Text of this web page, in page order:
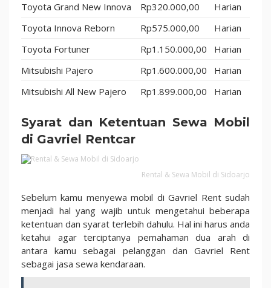
Toyota Grand New Innova
Rp320.000,00
Harian
Toyota Innova Reborn
Rp575.000,00
Harian
Toyota Fortuner
Rp1.150.000,00
Harian
Mitsubishi Pajero
Rp1.600.000,00
Harian
Mitsubishi All New Pajero
Rp1.899.000,00 Harian
Syarat dan Ketentuan Sewa Mobil
di Gavriel Rentcar
Rental & Sewa Mobil di Sidoarjo
Sebelum kamu menyewa mobil di Gavriel Rent sudah
menjadi hal yang wajib untuk mengetahui beberapa
ketentuan dan syarat terlebih dahulu. Hal ini harus anda
ketahui agar terciptanya pemahaman dua arah di
antara kamu sebagai pelanggan dan Gavriel Rent
sebagai jasa sewa kendaraan.